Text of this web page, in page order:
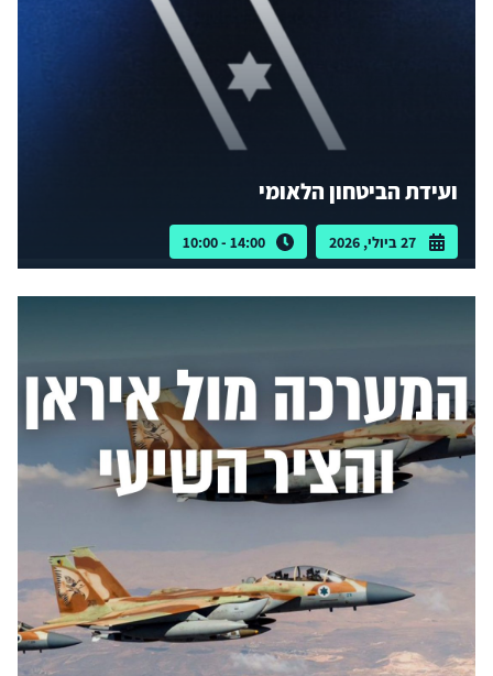
ועידת הביטחון הלאומי
27 ביולי, 2026 14:00 - 10:00